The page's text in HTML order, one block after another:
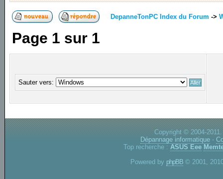
DepanneTonPC Index du Forum ->
Page 1 sur 1
Sauter vers:
Copyright © 2004-
Dépannage informatique -
Top recherche : ASUS Eee
Powered by phpBB © 2001,